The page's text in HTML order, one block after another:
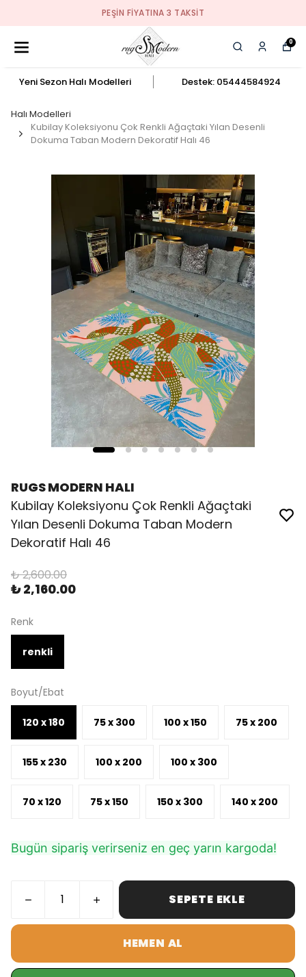
PEŞIN FIYATINA 3 TAKSIT
0
Yeni Sezon Halı Modelleri Destek: 05444584924
Halı Modelleri
Kubilay Koleksiyonu Çok Renkli Ağaçtaki Yılan Desenli
Dokuma Taban Modern Dekoratif Halı 46
RUGS MODERN HALI
Kubilay Koleksiyonu Çok Renkli Ağaçtaki
Yılan Desenli Dokuma Taban Modern
Dekoratif Halı 46
₺ 2,600.00
₺ 2,160.00
Renk
renkli
Boyut/Ebat
120 x 180 75 x 300 100 x 150 75 x 200
155 x 230 100 x 200 100 x 300
70 x 120 75 x 150 150 x 300 140 x 200
Bugün sipariş verirseniz en geç yarın kargoda!
SEPETE EKLE
HEMEN AL